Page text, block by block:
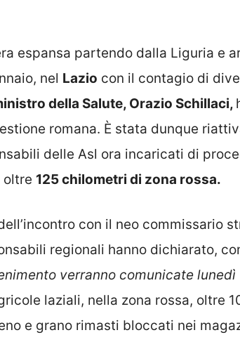
espansa partendo dalla Liguria e
nel Lazio con il contagio di
della Salute, Orazio Schillaci,
romana. È stata dunque
delle Asl ora incaricati di
oltre 125 chilometri di zona rossa.
con il neo commissario
regionali hanno dichiarato,
verranno comunicate lunedì
laziali, nella zona rossa, oltre
e grano rimasti bloccati nei